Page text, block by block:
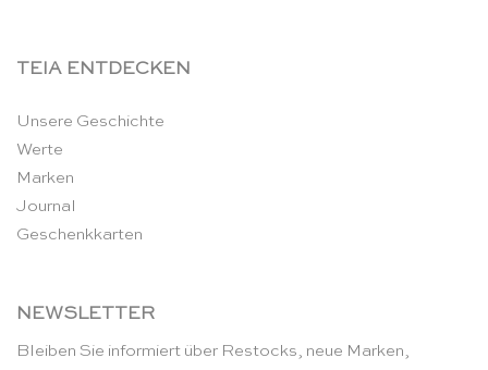
TEIA ENTDECKEN
Unsere Geschichte
Werte
Marken
Journal
Geschenkkarten
NEWSLETTER
Bleiben Sie informiert über Restocks, neue Marken,